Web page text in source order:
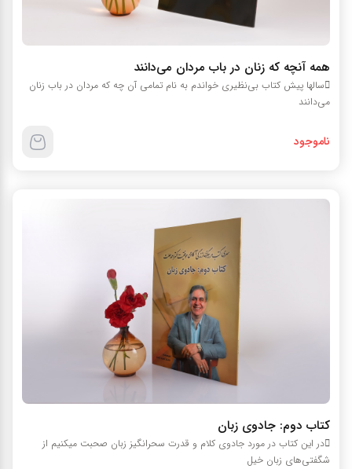
همه آنچه که زنان در باب مردان می‌دانند
سالها پیش کتاب بی‌نظیری خواندم به نام تمامی آن چه که مردان در باب زنان
می‌دانند
ناموجود
کتاب دوم: جادوی زبان
در این کتاب در مورد جادوی کلام و قدرت سحرانگیز زبان صحبت میکنیم از
شگفتی‌های زبان خیل